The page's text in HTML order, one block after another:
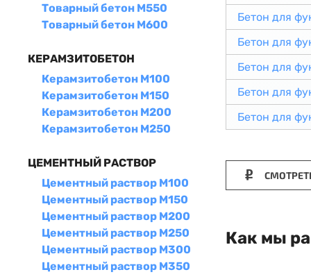
Товарный бетон М550
Товарный бетон М600
КЕРАМЗИТОБЕТОН
Керамзитобетон М100
Керамзитобетон М150
Керамзитобетон М200
Керамзитобетон М250
ЦЕМЕНТНЫЙ РАСТВОР
Цементный раствор М100
Цементный раствор М150
Цементный раствор М200
Цементный раствор М250
Цементный раствор М300
Цементный раствор М350
Бетон для
Бетон для
Бетон для
Бетон для
Бетон для
Как мы